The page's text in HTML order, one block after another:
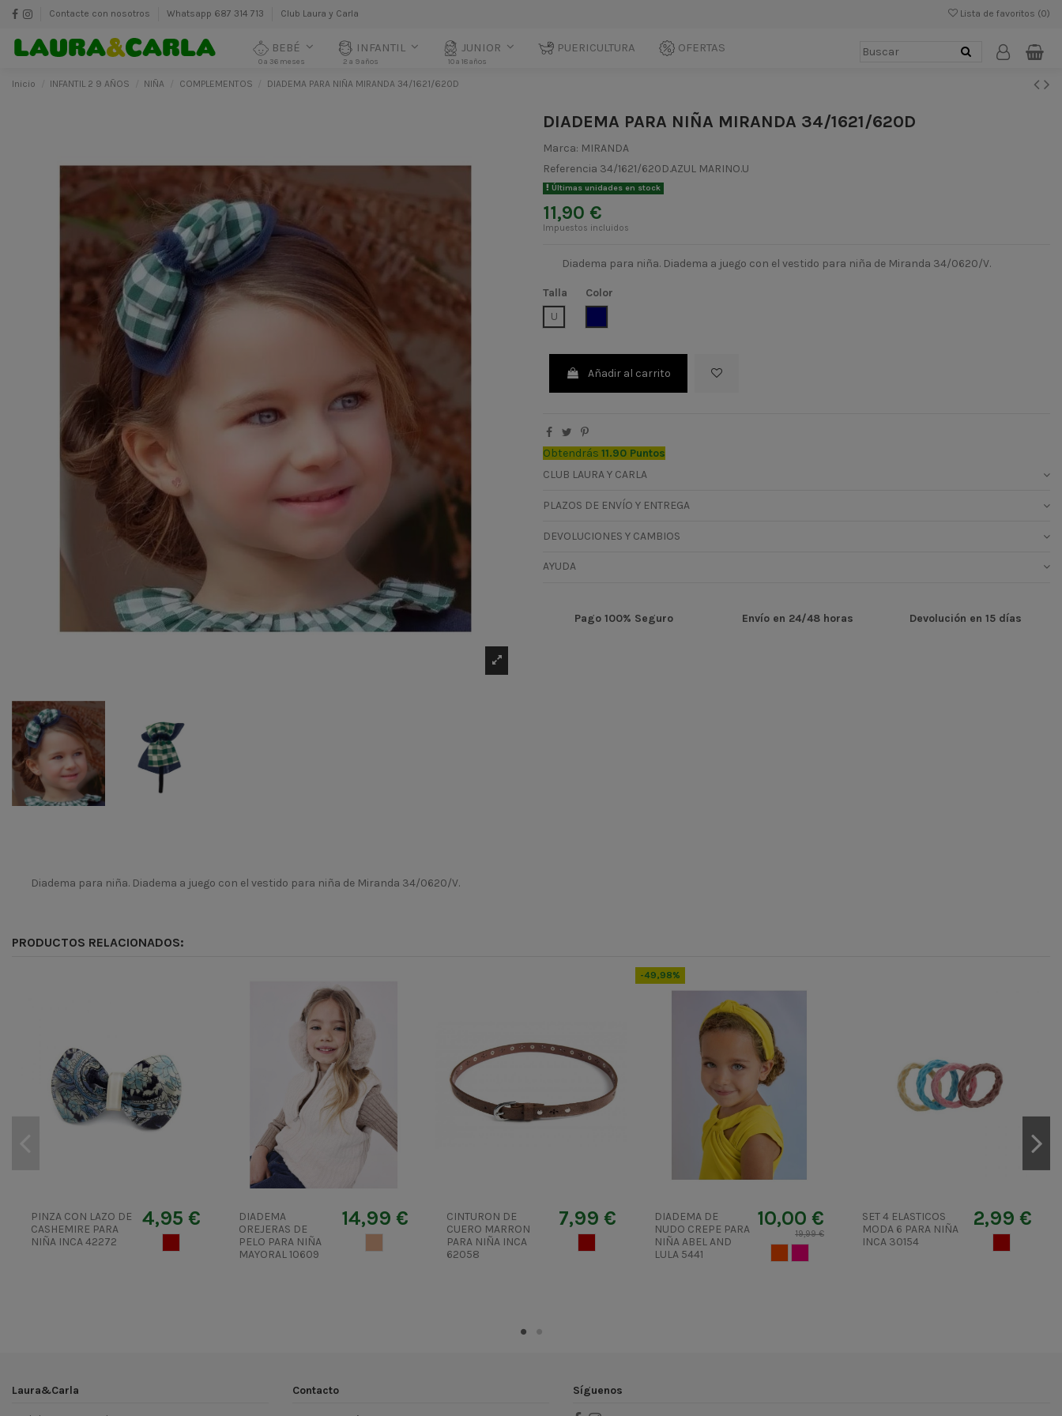
Contacte con nosotros Whatsapp 687 314 713 Club Laura y Carla Lista de favoritos (0)
BEBÉ
0 a 36 meses
INFANTIL
2 a 9 años
JUNIOR
10 a 18 años
PUERICULTURA OFERTAS
Inicio INFANTIL 2 9 AÑOS NIÑA COMPLEMENTOS DIADEMA PARA NIÑA MIRANDA 34/1621/620D
DIADEMA PARA NIÑA MIRANDA 34/1621/620D
Marca: MIRANDA
Referencia 34/1621/620D.AZUL MARINO.U
Últimas unidades en stock
11,90 €
Impuestos incluidos
Diadema para niña. Diadema a juego con el vestido para niña de Miranda 34/0620/V.
Talla
U
Color
Añadir al carrito
Obtendrás 11.90 Puntos
CLUB LAURA Y CARLA
PLAZOS DE ENVÍO Y ENTREGA
DEVOLUCIONES Y CAMBIOS
AYUDA
Pago 100% Seguro Envío en 24/48 horas Devolución en 15 días
Diadema para niña. Diadema a juego con el vestido para niña de Miranda 34/0620/V.
Codigo
PRODUCTOS RELACIONADOS:
PINZA CON LAZO DE
CASHEMIRE PARA
NIÑA INCA 42272
4,95 €
DIADEMA
OREJERAS DE
PELO PARA NIÑA
MAYORAL 10609
14,99 €
CINTURON DE
CUERO MARRON
PARA NIÑA INCA
62058
7,99 €
-49,98%
DIADEMA DE
NUDO CREPE PARA
NIÑA ABEL AND
LULA 5441
10,00 €
19,99 €
SET 4 ELASTICOS
MODA 6 PARA NIÑA
INCA 30154
2,99 €
Laura&Carla Contacto Síguenos